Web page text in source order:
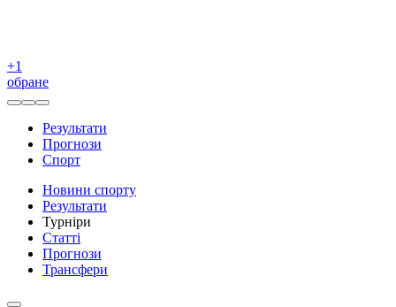
+1
обране
Результати
Прогнози
Спорт
Новини спорту
Результати
Турніри
Статті
Прогнози
Трансфери